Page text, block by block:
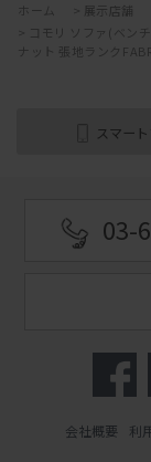
ホーム
展示店舗
コモリ ソファ(ベン
ナット 張地ランク
スマー
03-
会社概要 利